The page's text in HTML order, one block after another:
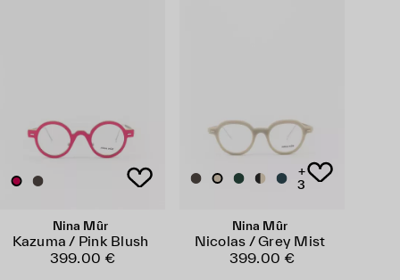
Nina Mûr
Kazuma / Pink Blush
399.00 €
+
3
Nina Mûr
Nicolas / Grey Mist
399.00 €